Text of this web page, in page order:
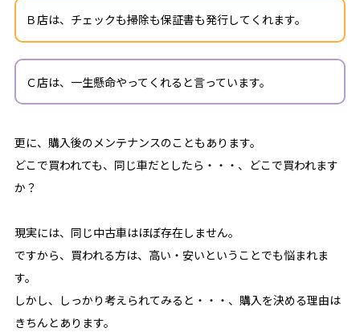
Ｂ店は、チェックも掃除も保証書も発行してくれます。
Ｃ店は、一生懸命やってくれると言っています。
更に、購入後のメンテナンスのこともあります。
どこで買われても、同じ車だとしたら・・・、どこで買われます
か？
現実には、同じ中古車はほぼ存在しません。
ですから、買われる方は、高い・安いということでも悩まれま
す。
しかし、しっかり考えられてみると・・・、購入を決める理由は
きちんとあります。